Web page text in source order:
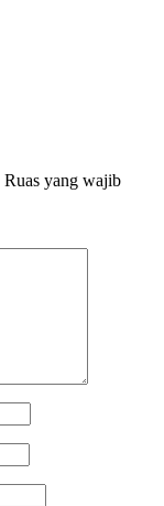
Ruas yang wajib